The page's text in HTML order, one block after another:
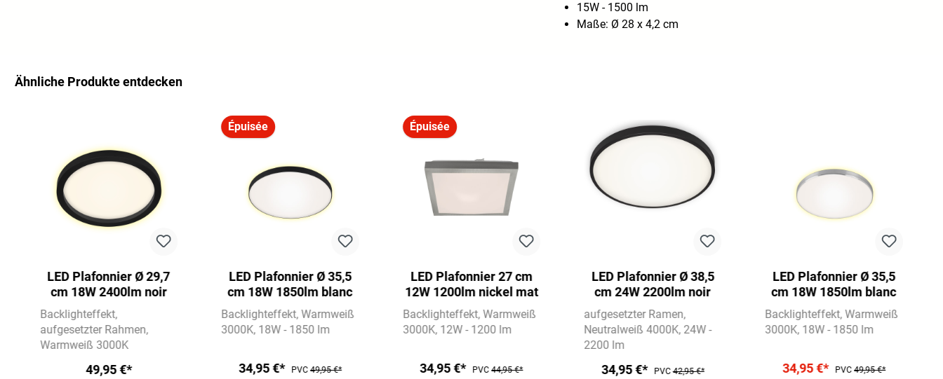
15W - 1500 lm
Maße: Ø 28 x 4,2 cm
Ähnliche Produkte entdecken
LED Plafonnier Ø 29,7
cm 18W 2400lm noir
Backlighteffekt
aufgesetzter Rahmen
Warmweiß 3000K
49,95 €*
Épuisée
LED Plafonnier Ø 35,5
cm 18W 1850lm blanc
Backlighteffekt Warmweiß
3000K 18W - 1850 lm
34,95 €* PVC49,95 €*
Épuisée
LED Plafonnier 27 cm
12W 1200lm nickel mat
Backlighteffekt Warmweiß
3000K 12W - 1200 lm
34,95 €* PVC44,95 €*
LED Plafonnier Ø 38,5
cm 24W 2200lm noir
aufgesetzter Ramen
Neutralweiß 4000K 24W -
2200 lm
34,95 €* PVC42,95 €*
LED Plafonnier Ø 35,5
cm 18W 1850lm blanc
Backlighteffekt Warmweiß
3000K 18W - 1850 lm
34,95 €* PVC49,95 €*